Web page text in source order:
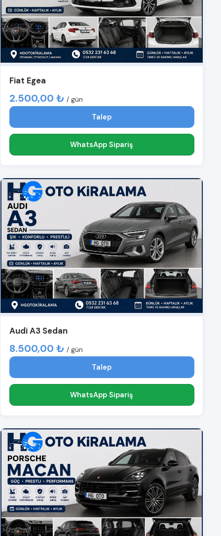
Fiat Egea
2.500,00 ₺ / gün
Talep
WhatsApp Sipariş
Audi A3 Sedan
8.500,00 ₺ / gün
Talep
WhatsApp Sipariş